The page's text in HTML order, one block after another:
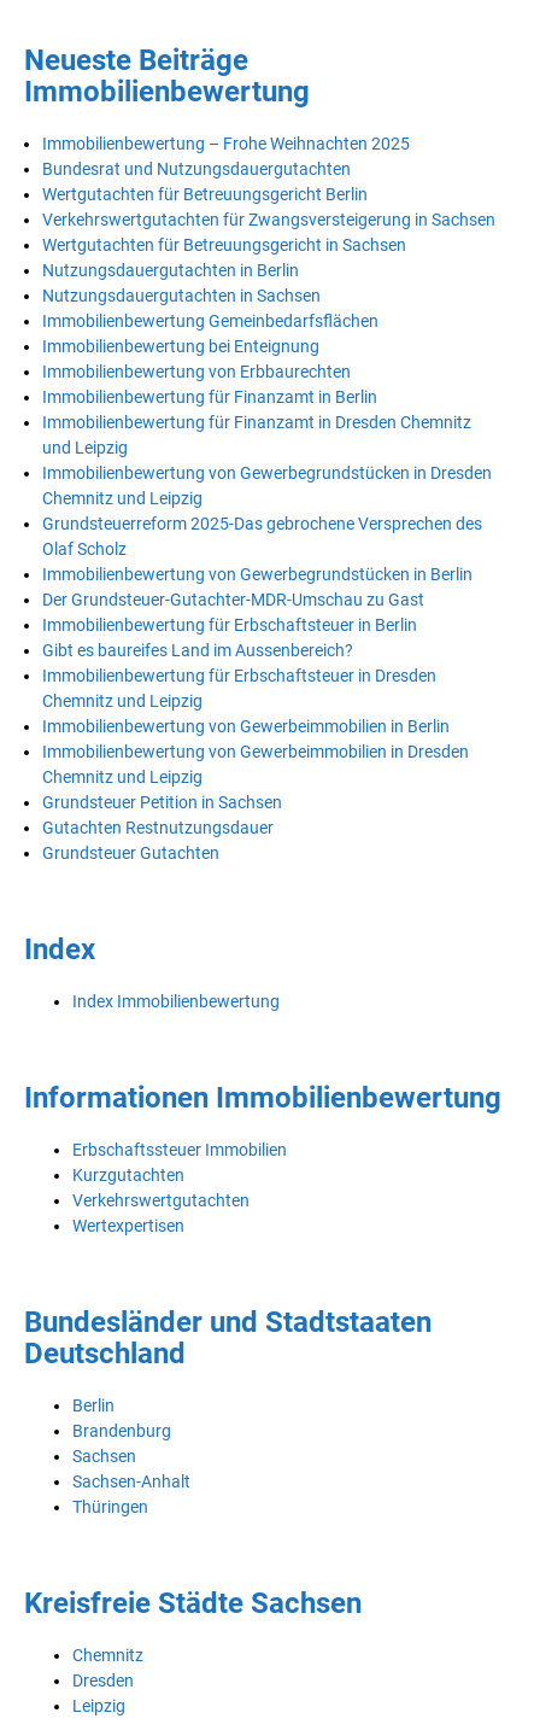
Neueste Beiträge
Immobilienbewertung
Immobilienbewertung – Frohe Weihnachten 2025
Bundesrat und Nutzungsdauergutachten
Wertgutachten für Betreuungsgericht Berlin
Verkehrswertgutachten für Zwangsversteigerung in Sachsen
Wertgutachten für Betreuungsgericht in Sachsen
Nutzungsdauergutachten in Berlin
Nutzungsdauergutachten in Sachsen
Immobilienbewertung Gemeinbedarfsflächen
Immobilienbewertung bei Enteignung
Immobilienbewertung von Erbbaurechten
Immobilienbewertung für Finanzamt in Berlin
Immobilienbewertung für Finanzamt in Dresden Chemnitz
und Leipzig
Immobilienbewertung von Gewerbegrundstücken in Dresden
Chemnitz und Leipzig
Grundsteuerreform 2025-Das gebrochene Versprechen des
Olaf Scholz
Immobilienbewertung von Gewerbegrundstücken in Berlin
Der Grundsteuer-Gutachter-MDR-Umschau zu Gast
Immobilienbewertung für Erbschaftsteuer in Berlin
Gibt es baureifes Land im Aussenbereich?
Immobilienbewertung für Erbschaftsteuer in Dresden
Chemnitz und Leipzig
Immobilienbewertung von Gewerbeimmobilien in Berlin
Immobilienbewertung von Gewerbeimmobilien in Dresden
Chemnitz und Leipzig
Grundsteuer Petition in Sachsen
Gutachten Restnutzungsdauer
Grundsteuer Gutachten
Index
Index Immobilienbewertung
Informationen Immobilienbewertung
Erbschaftssteuer Immobilien
Kurzgutachten
Verkehrswertgutachten
Wertexpertisen
Bundesländer und Stadtstaaten
Deutschland
Berlin
Brandenburg
Sachsen
Sachsen-Anhalt
Thüringen
Kreisfreie Städte Sachsen
Chemnitz
Dresden
Leipzig